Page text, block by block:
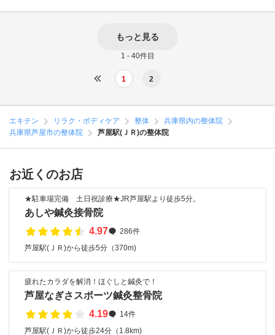
もっと見る
1 - 40件目
1 2
エキテン リラク・ボディケア 整体
兵庫県内の整体院
兵庫県芦屋市の整体院
芦屋駅(ＪＲ)の整体院
お近くのお店
★駐車場完備 土日祝診療★JR芦屋駅より徒歩5分。
あしや鍼灸接骨院
4.97
286件
芦屋駅(ＪＲ)から徒歩5分（370m)
疲れたカラダを解消！ほぐしと鍼灸で！
芦屋なぎさスポーツ鍼灸整骨院
4.19
14件
芦屋駅(ＪＲ)から徒歩24分（1.8km)